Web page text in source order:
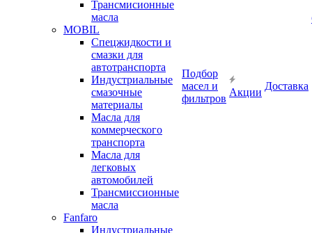
Трансмисионные
масла
MOBIL
Cпецжидкости и
смазки для
автотранспорта
Индустриальные
смазочные
материалы
Масла для
коммерческого
транспорта
Масла для
легковых
автомобилей
Трансмиссионные
масла
Fanfaro
Индустриальные
Подбор
масел и
фильтров
Акции
Доставка